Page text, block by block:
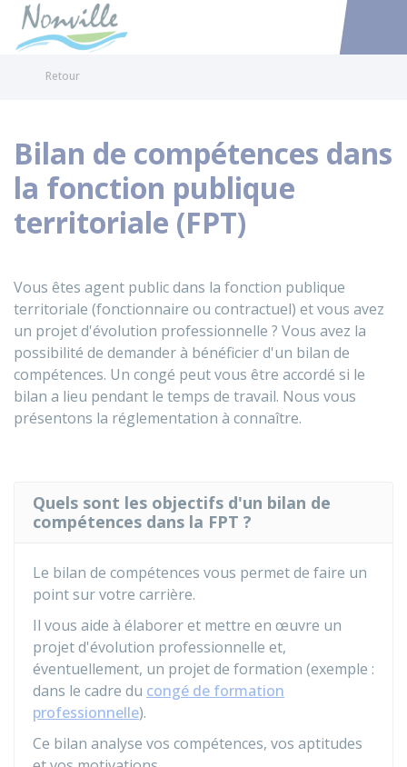
Accéder
Retour
Bilan de compétences dans
la fonction publique
territoriale (FPT)
Vous êtes agent public dans la fonction publique
territoriale (fonctionnaire ou contractuel) et vous avez
un projet d'évolution professionnelle ? Vous avez la
possibilité de demander à bénéficier d'un bilan de
compétences. Un congé peut vous être accordé si le
bilan a lieu pendant le temps de travail. Nous vous
présentons la réglementation à connaître.
Quels sont les objectifs d'un bilan de
compétences dans la FPT ?
Le bilan de compétences vous permet de faire un
point sur votre carrière.
Il vous aide à élaborer et mettre en œuvre un
projet d'évolution professionnelle et,
éventuellement, un projet de formation (exemple :
dans le cadre du congé de formation
professionnelle).
Ce bilan analyse vos compétences, vos aptitudes